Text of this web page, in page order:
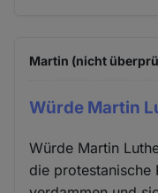
Martin (nicht
Würde Martin
Würde Martin
die protestanische